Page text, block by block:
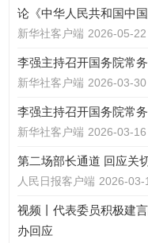
论《中华人民共和国中
新华社客户端 2026-05-22
李强主持召开国务院常
新华社客户端 2026-03-30
李强主持召开国务院常
新华社客户端 2026-03-16
第二场部长通道 回应关
人民日报客户端 2026-03-
视频丨代表委员积极建
办回应